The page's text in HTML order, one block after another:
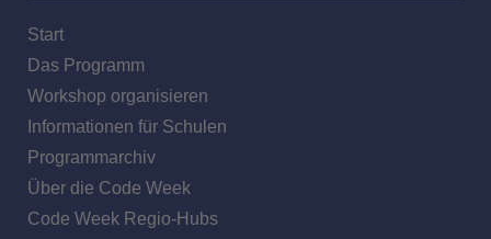
Start
Das Programm
Workshop organisieren
Informationen für Schulen
Programmarchiv
Über die Code Week
Code Week Regio-Hubs